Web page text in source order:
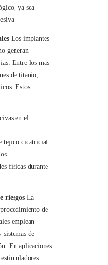
ya sea
Los implantes
generan
Entre los más
de titanio,
Estos
en el
tejido cicatricial
físicas durante
riesgos La
de
emplean
de
En aplicaciones